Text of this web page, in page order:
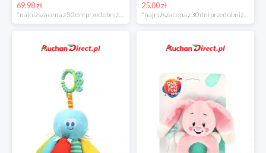
69.98 zł
*najniższa cena z 30 dni przed obniżką
25.00 zł
*najniższa cena z 30 dni przed obniżką